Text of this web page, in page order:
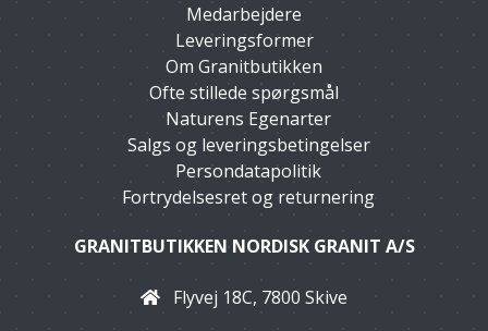
Medarbejdere
Leveringsformer
Om Granitbutikken
Ofte stillede spørgsmål
Naturens Egenarter
Salgs og leveringsbetingelser
Persondatapolitik
Fortrydelsesret og returnering
GRANITBUTIKKEN NORDISK GRANIT A/S
Flyvej 18C, 7800 Skive